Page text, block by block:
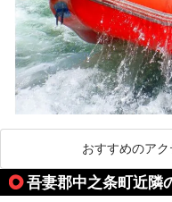
おすすめのア
吾妻郡中之条町近隣